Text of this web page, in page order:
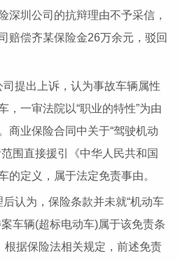
深圳公司的抗辩理由不予采信，
赔偿齐某保险金26万余元，驳回
提出上诉，认为事故车辆属性
，一审法院以“职业的特性”为由
商业保险合同中关于“驾驶机动
围直接援引《中华人民共和国
的定义，属于法定免责事由。
为，保险条款并未就“机动车
车辆(超标电动车)属于该免责条
根据保险法相关规定，前述免责